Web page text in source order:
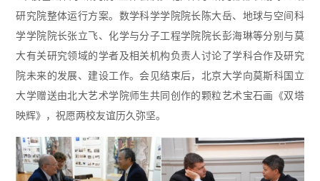
研究院整体运行方案。数学科学学院院长陈大岳、地球与空间科
学学院院长张立飞、化学与分子工程学院院长彭海琳等分别与莫
大有关研究领域的学者及相关机构负责人讨论了学科合作及研究
院未来的发展、建设工作。会见结束后，北京大学向莫斯科国立
大学赠送由北大艺术学院师生共同创作的颗粒艺术宝石画《双塔
映辉》，祝愿两校友谊历久弥坚。